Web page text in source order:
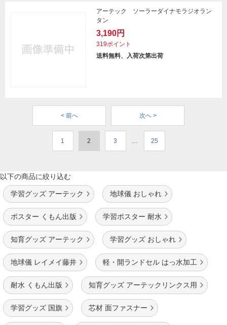
アーテック ソーラーダイナモラジオラン
タン
3,190円
319ポイント
送料無料、入荷次第出荷
< 前へ 次へ >
1 2 3 … 25
以下の商品に絞り込む
学習グッズ アーテック 地球儀 おしゃれ
ポスター くもん出版 学習ポスター 耐水
知育グッズ アーテック 学習グッズ おしゃれ
地球儀 レイメイ藤井 軽・開ランドセル はっ水加工
耐水 くもん出版 知育グッズ アーテックリンクス用
学習グッズ 国旗 芯材 面ファスナー